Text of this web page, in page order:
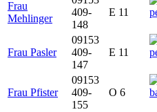
Frau
Mehlinger
409-
148
E 11
Frau Pasler
09153
409-
147
E 11
Frau Pfister
09153
409-
155
O 6